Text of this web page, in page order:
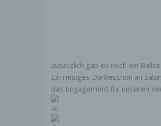
zusätzlich gab es noch ein
Ein riesiges Dankeschön an
das Engagement für unseren